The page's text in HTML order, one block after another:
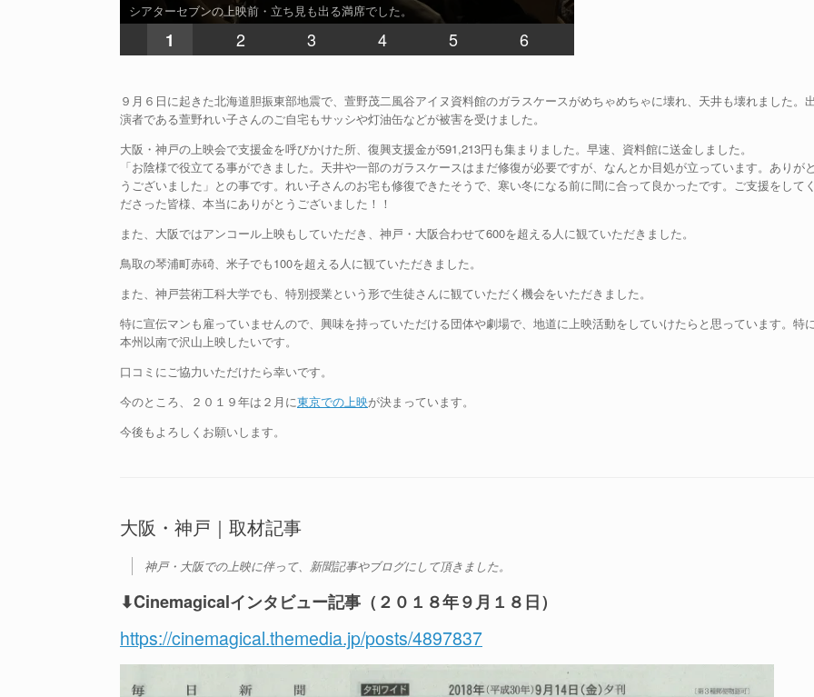
シアターセブンの上映前・立ち見も出る満席でした。
1 2 3 4 5 6
９月６日に起きた北海道胆振東部地震で、萱野茂二風谷アイヌ資料館のガラスケースがめちゃめちゃに壊れ、天井も壊れました。
演者である萱野れい子さんのご自宅もサッシや灯油缶などが被害を受けました。
大阪・神戸の上映会で支援金を呼びかけた所、復興支援金が591,213円も集まりました。早速、資料館に送金しました。
「お陰様で役立てる事ができました。天井や一部のガラスケースはまだ修復が必要ですが、なんとか目処が立っています。ありが
うございました」との事です。れい子さんのお宅も修復できたそうで、寒い冬になる前に間に合って良かったです。ご支援をして
ださった皆様、本当にありがとうございました！！
また、大阪ではアンコール上映もしていただき、神戸・大阪合わせて600を超える人に観ていただきました。
鳥取の琴浦町赤碕、米子でも100を超える人に観ていただきました。
また、神戸芸術工科大学でも、特別授業という形で生徒さんに観ていただく機会をいただきました。
特に宣伝マンも雇っていませんので、興味を持っていただける団体や劇場で、地道に上映活動をしていけたらと思っています。特
本州以南で沢山上映したいです。
口コミにご協力いただけたら幸いです。
今のところ、２０１９年は２月に東京での上映が決まっています。
今後もよろしくお願いします。
大阪・神戸｜取材記事
神戸・大阪での上映に伴って、新聞記事やブログにして頂きました。
⬇︎Cinemagicalインタビュー記事（２０１８年９月１８日）
https://cinemagical.themedia.jp/posts/4897837